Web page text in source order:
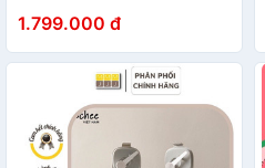
1.799.000 đ